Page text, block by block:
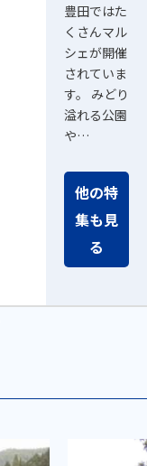
豊田ではた
くさんマル
シェが開催
されていま
す。 みどり
溢れる公園
や…
他の特
集も見
る